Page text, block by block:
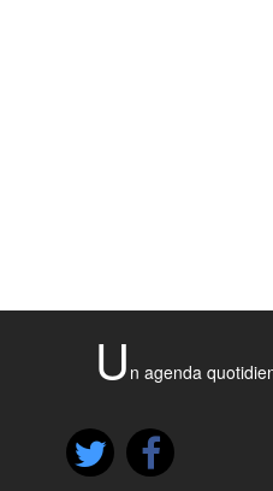
U n agenda